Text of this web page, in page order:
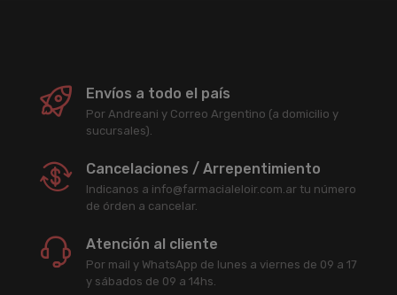
Envíos a todo el país
Por Andreani y Correo Argentino (a domicilio y
sucursales).
Cancelaciones / Arrepentimiento
Indicanos a info@farmacialeloir.com.ar tu número
de órden a cancelar.
Atención al cliente
Por mail y WhatsApp de lunes a viernes de 09 a 17
y sábados de 09 a 14hs.